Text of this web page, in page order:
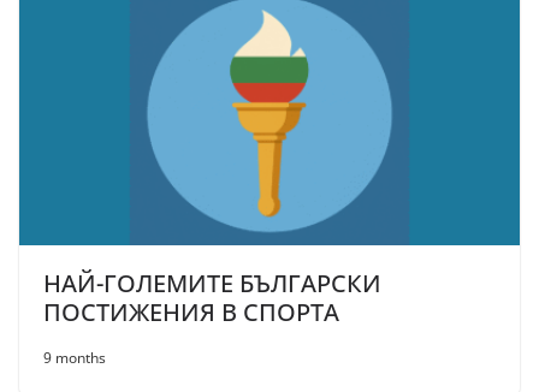
НАЙ-ГОЛЕМИТЕ БЪЛГАРСКИ
ПОСТИЖЕНИЯ В СПОРТА
9 months